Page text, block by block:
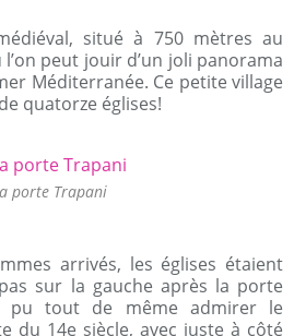
situé à 750 mètres au
l’on peut jouir d’un joli panorama
Méditerranée. Ce petite village
quatorze églises!
porte Trapani
arrivés, les églises étaient
sur la gauche après la porte
pu tout de même admirer le
du 14e siècle, avec juste à côté